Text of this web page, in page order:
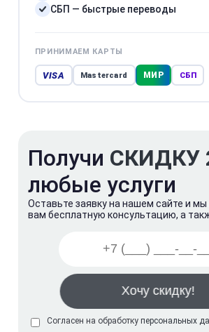
СБП — быстрые переводы
ПРИНИМАЕМ КАРТЫ
VISA Mastercard МИР СБП
Получи СКИДКУ
любые услуги
Оставьте заявку на нашем сайте и
вам бесплатную консультацию, а
Согласен на обработку персональных